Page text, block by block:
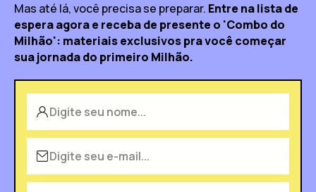
Mas até lá, você precisa se preparar. Entre na lista de
espera agora e receba de presente o 'Combo do
Milhão': materiais exclusivos pra você começar
sua jornada do primeiro Milhão.